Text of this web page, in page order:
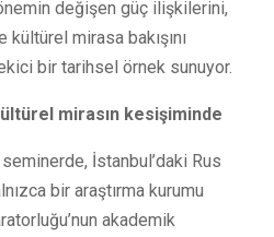
değişen güç ilişkilerini,
mirasa bakışını
bir tarihsel örnek sunuyor.
mirasın kesişiminde
İstanbul’daki Rus
bir araştırma kurumu
akademik